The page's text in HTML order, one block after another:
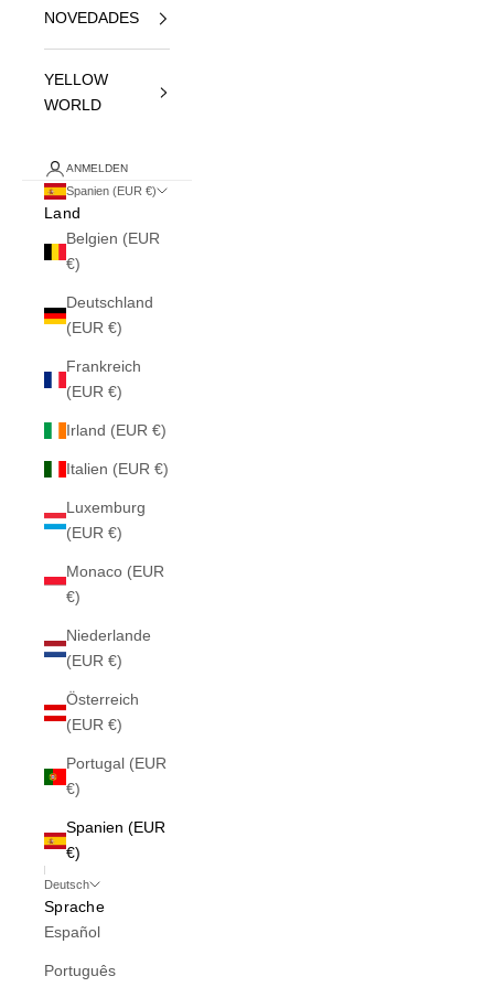
NOVEDADES
YELLOW
WORLD
ANMELDEN
Spanien (EUR €)
Land
Belgien (EUR
€)
Deutschland
(EUR €)
Frankreich
(EUR €)
Irland (EUR €)
Italien (EUR €)
Luxemburg
(EUR €)
Monaco (EUR
€)
Niederlande
(EUR €)
Österreich
(EUR €)
Portugal (EUR
€)
Spanien (EUR
€)
Deutsch
Sprache
Español
Português